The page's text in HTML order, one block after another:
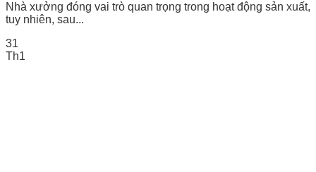
Nhà xưởng đóng vai trò quan trọng trong hoạt động sản xuất,
tuy nhiên, sau...
31
Th1